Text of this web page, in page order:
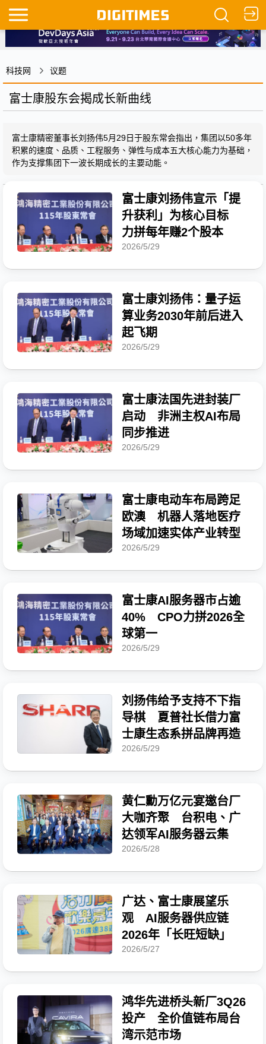
科技网 议题
富士康股东会揭成长新曲线
富士康精密董事长刘扬伟5月29日于股东常会指出，集团以50多年
积累的速度、品质、工程服务、弹性与成本五大核心能力为基础，
作为支撑集团下一波长期成长的主要动能。
富士康刘扬伟宣示「提
升获利」为核心目标
力拼每年赚2个股本
2026/5/29
富士康刘扬伟：量子运
算业务2030年前后进入
起飞期
2026/5/29
富士康法国先进封装厂
启动 非洲主权AI布局
同步推进
2026/5/29
富士康电动车布局跨足
欧澳 机器人落地医疗
场域加速实体产业转型
2026/5/29
富士康AI服务器市占逾
40% CPO力拼2026全
球第一
2026/5/29
刘扬伟给予支持不下指
导棋 夏普社长借力富
士康生态系拼品牌再造
2026/5/29
黄仁勳万亿元宴邀台厂
大咖齐聚 台积电、广
达领军AI服务器云集
2026/5/28
广达、富士康展望乐
观 AI服务器供应链
2026年「长旺短缺」
2026/5/27
鸿华先进桥头新厂3Q26
投产 全价值链布局台
湾示范市场